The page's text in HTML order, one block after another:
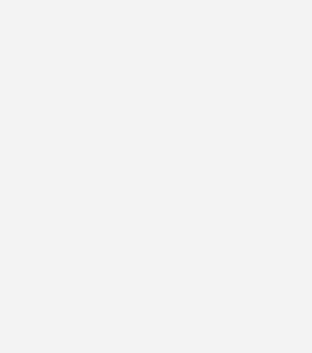
die Kündigungsschutzregeln
Mietern nicht der Mietvertrag oder
werden kann.
hohen Energiepreise in
Schutzschirm aufgespannt werden
der Bürgschaftsprogramme,
besonders energieintensive
für systemrelevante
der Bundesregierung, BMWK / jv